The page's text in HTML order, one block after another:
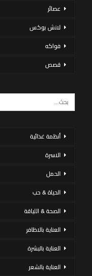
عصائر
لانش بوكس
فواكه
قصص
أنظمة غذائية
الاسرة
الحمل
الحياة & حب
الصحة & اللياقة
العناية بالاظافر
العناية بالبشرة
العناية بالشعر